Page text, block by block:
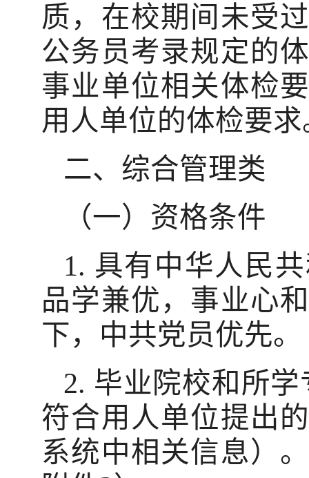
质，在校期间未受
公务员考录规定的
事业单位相关体检
用人单位的体检要求
二、综合管理类
（一）资格条件
1. 具有中华人民
品学兼优，事业心
下，中共党员优先。
2. 毕业院校和所
符合用人单位提出
系统中相关信息）